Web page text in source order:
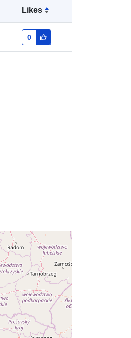
Likes
0
88u/dataset/fee